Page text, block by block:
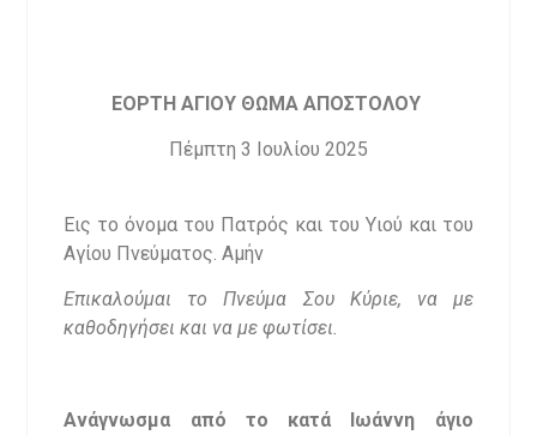
ΕΟΡΤΗ ΑΓΙΟΥ ΘΩΜΑ ΑΠΟΣΤΟΛΟΥ
Πέμπτη 3 Ιουλίου 2025
Εις το όνομα του Πατρός και του Υιού και του
Αγίου Πνεύματος. Αμήν
Επικαλούμαι το Πνεύμα Σου Κύριε, να με
καθοδηγήσει και να με φωτίσει.
Ανάγνωσμα από το κατά Ιωάννη άγιο